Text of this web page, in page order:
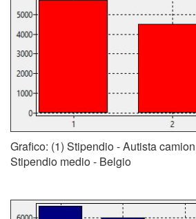
Grafico: (1) Stipendio - Autista
Stipendio medio - Belgio